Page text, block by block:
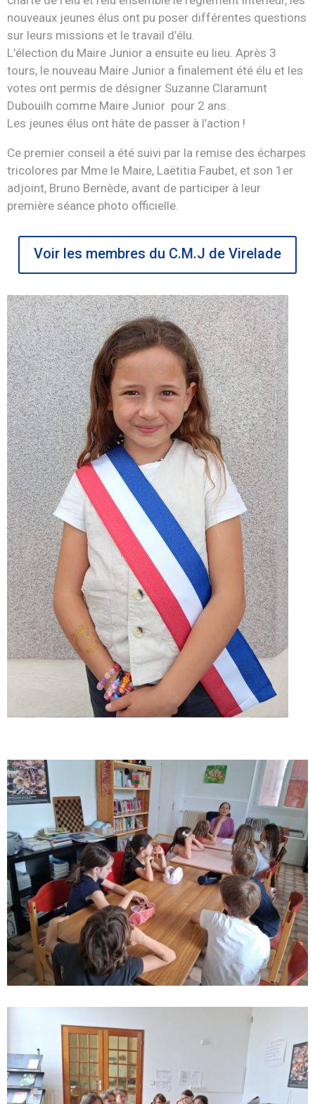
nouveaux jeunes élus ont pu poser différentes questions
sur leurs missions et le travail d’élu.
L’élection du Maire Junior a ensuite eu lieu. Après 3
tours, le nouveau Maire Junior a finalement été élu et les
votes ont permis de désigner Suzanne Claramunt
Dubouilh comme Maire Junior pour 2 ans.
Les jeunes élus ont hâte de passer à l’action !
Ce premier conseil a été suivi par la remise des écharpes
tricolores par Mme le Maire, Laëtitia Faubet, et son 1er
adjoint, Bruno Bernède, avant de participer à leur
première séance photo officielle.
Voir les membres du C.M.J de Virelade